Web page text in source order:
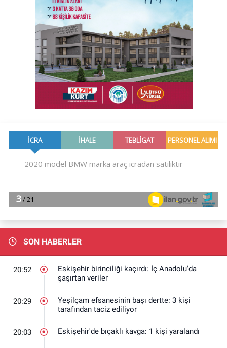
SON HABERLER
20:52
Eskişehir birinciliği kaçırdı: İç Anadolu'da
şaşırtan veriler
20:29
Yeşilçam efsanesinin başı dertte: 3 kişi
tarafından taciz ediliyor
20:03 Eskişehir'de bıçaklı kavga: 1 kişi yaralandı